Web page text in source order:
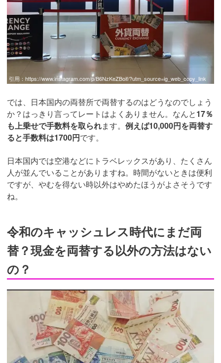
引用： https://www.instagram.com/p/B6NzKeZBoif/?utm_source=ig_web_copy_link
では、日本国内の両替所で両替するのはどうなのでしょう
か？はっきり言ってレートはよくありません。なんと17％
も上乗せで手数料を取られます。 例えば10,000円を両替す
ると手数料は1700円です。
日本国内では空港などにトラベレックスがあり、たくさん
人が並んでいることがありますね。時間がないときは便利
ですが、やむを得ない時以外はやめたほうがよさそうです
ね。
令和のキャッシュレス時代にまだ両
替？現金を両替する以外の方法はない
の？